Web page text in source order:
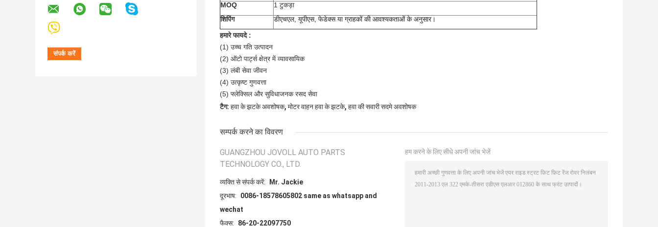
MOQ
1 टुकड़ा
शिपिंग
डीएचएल, यूपीएस, फेडेक्स या ग्राहकों की आवश्यकताओं के अनुसार।
हमारे फायदे :
(1) उच्च गति उत्पादन
(2) ऑटो पार्ट्स क्षेत्र में व्यावसायिक
(3) लंबी सेवा जीवन
(4) उत्कृष्ट गुणवत्ता
(5) फ्लेक्सिल और सुविधाजनक रसद सेवा
टैग: हवा के झटके अवशोषक, मोटर वाहन हवा के झटके, हवा की सवारी सदमे अवशोषक
सम्पर्क करने का विवरण
GUANGZHOU JOVOLL AUTO PARTS
TECHNOLOGY CO., LTD.
व्यक्ति से संपर्क करें:
Mr. Jackie
दूरभाष:
0086-18578605802 same as whatsapp and
wechat
फैक्स:
86-20-22097750
हम करने के लिए सीधे अपनी जांच भेजें